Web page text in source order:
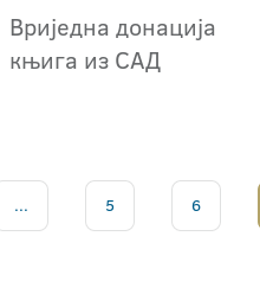
Вриједна донација
књига из САД
... 5 6